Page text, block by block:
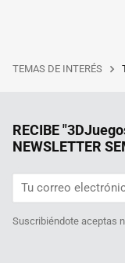
TEMAS DE INTERÉS
RECIBE
NEWSLETTER
Suscribiéndote aceptas